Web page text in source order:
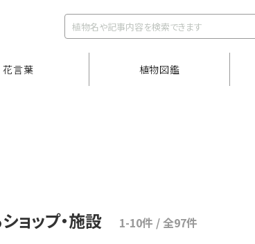
花言葉 植物図鑑
ョップ・施設 1-10件 / 全97件